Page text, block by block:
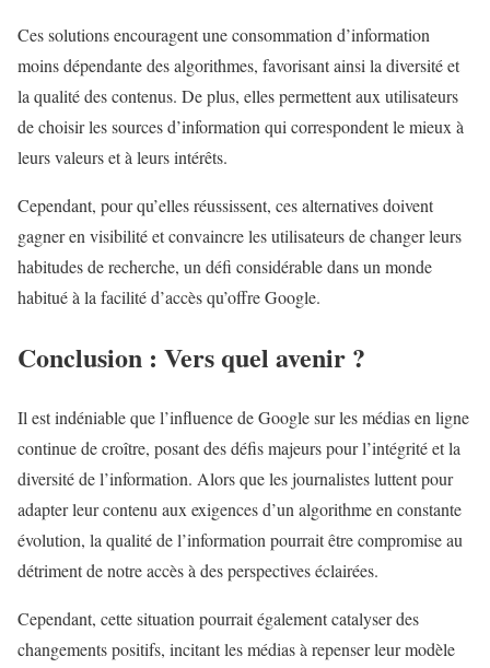
Ces solutions encouragent une consommation d’information
moins dépendante des algorithmes, favorisant ainsi la diversité et
la qualité des contenus. De plus, elles permettent aux utilisateurs
de choisir les sources d’information qui correspondent le mieux à
leurs valeurs et à leurs intérêts.
Cependant, pour qu’elles réussissent, ces alternatives doivent
gagner en visibilité et convaincre les utilisateurs de changer leurs
habitudes de recherche, un défi considérable dans un monde
habitué à la facilité d’accès qu’offre Google.
Conclusion : Vers quel avenir ?
Il est indéniable que l’influence de Google sur les médias en ligne
continue de croître, posant des défis majeurs pour l’intégrité et la
diversité de l’information. Alors que les journalistes luttent pour
adapter leur contenu aux exigences d’un algorithme en constante
évolution, la qualité de l’information pourrait être compromise au
détriment de notre accès à des perspectives éclairées.
Cependant, cette situation pourrait également catalyser des
changements positifs, incitant les médias à repenser leur modèle